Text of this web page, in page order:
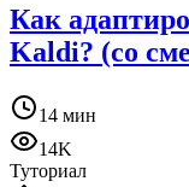
Как
Kaldi? (со
14 мин
14K
Туториал